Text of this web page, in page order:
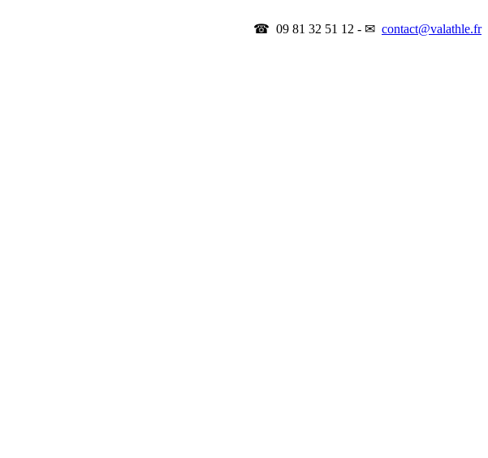
☎ 09 81 32 51 12 - ✉ contact@valathle.fr